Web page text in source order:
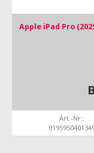
Apple iPad Pro
Art.-Nr.: